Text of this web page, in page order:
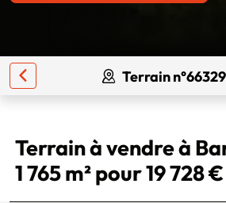
Terrain
Terrain à vendre à
1 765 m² pour 19 728